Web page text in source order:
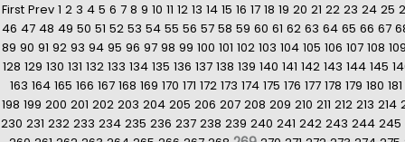
First Prev 1 2 3 4 5 6 7 8 9 10 11 12 13 14 15 16 17 18 19 20 21 22 23 24 25
46 47 48 49 50 51 52 53 54 55 56 57 58 59 60 61 62 63 64 65 66 67
89 90 91 92 93 94 95 96 97 98 99 100 101 102 103 104 105 106 107 108 109
128 129 130 131 132 133 134 135 136 137 138 139 140 141 142 143 144 145
163 164 165 166 167 168 169 170 171 172 173 174 175 176 177 178 179 180 181
198 199 200 201 202 203 204 205 206 207 208 209 210 211 212 213 214
230 231 232 233 234 235 236 237 238 239 240 241 242 243 244 245